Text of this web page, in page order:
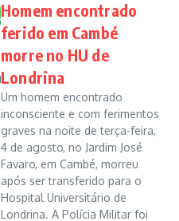
Homem encontrado
ferido em Cambé
morre no HU de
Londrina
Um homem encontrado
inconsciente e com ferimentos
graves na noite de terça-feira,
4 de agosto, no Jardim José
Favaro, em Cambé, morreu
após ser transferido para o
Hospital Universitário de
Londrina. A Polícia Militar foi